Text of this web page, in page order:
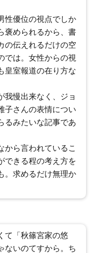
性優位の視点でしか
褒められるから、書
の伝えれるだけの空
では。女性からの視
皇室報道の在り方な
我慢出来なく、ジョ
子さんの表情につい
るみたいな記事であ
から言われているこ
できる程の考え方を
。求めるだけ無理か
て「秋篠宮家の悠
ないのてすから。ち